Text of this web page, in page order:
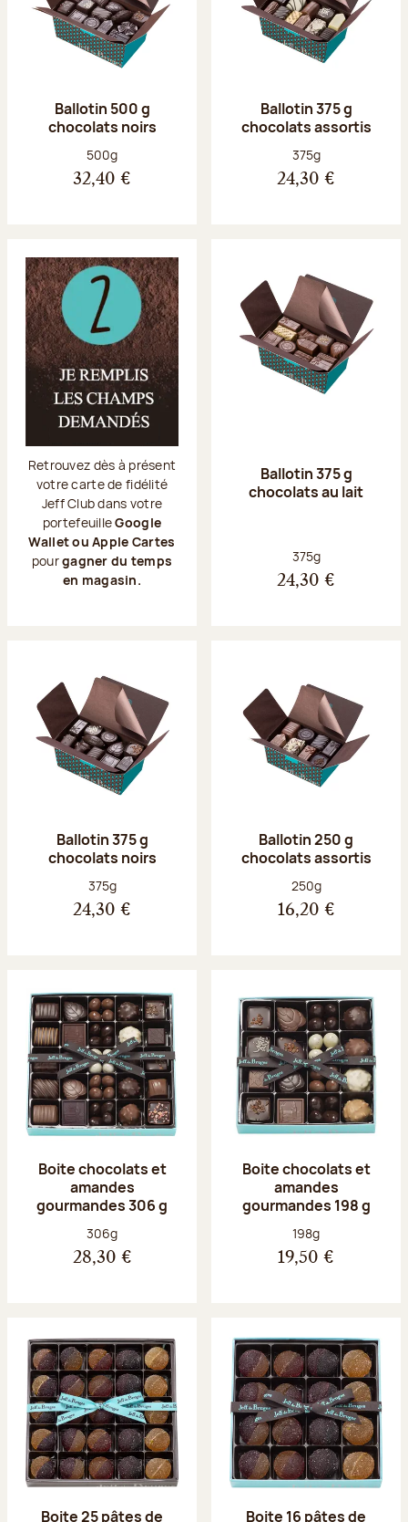
Ballotin 500 g
chocolats noirs
Poids net :
500g
32,40 €
Ballotin 375 g
chocolats assortis
Poids net :
375g
24,30 €
Retrouvez dès à présent
votre carte de fidélité
Jeff Club dans votre
portefeuilleGoogle
Wallet ou Apple Cartes
pourgagner du temps
en magasin.
Ballotin 375 g
chocolats au lait
Poids net :
375g
24,30 €
Ballotin 375 g
chocolats noirs
Poids net :
375g
24,30 €
Ballotin 250 g
chocolats assortis
Poids net :
250g
16,20 €
Boite chocolats et
amandes
gourmandes 306 g
Poids net :
306g
28,30 €
Boite chocolats et
amandes
gourmandes 198 g
Poids net :
198g
19,50 €
Boite 25 pâtes de Boite 16 pâtes de